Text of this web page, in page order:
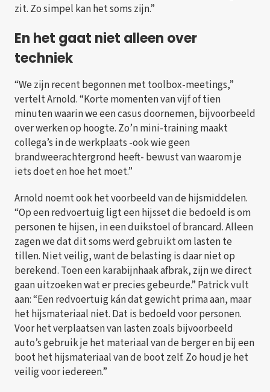
zit. Zo simpel kan het soms zijn.”
En het gaat niet alleen over
techniek
“We zijn recent begonnen met toolbox-meetings,”
vertelt Arnold. “Korte momenten van vijf of tien
minuten waarin we een casus doornemen, bijvoorbeeld
over werken op hoogte. Zo’n mini-training maakt
collega’s in de werkplaats -ook wie geen
brandweerachtergrond heeft- bewust van waarom je
iets doet en hoe het moet.”
Arnold noemt ook het voorbeeld van de hijsmiddelen.
“Op een redvoertuig ligt een hijsset die bedoeld is om
personen te hijsen, in een duikstoel of brancard. Alleen
zagen we dat dit soms werd gebruikt om lasten te
tillen. Niet veilig, want de belasting is daar niet op
berekend. Toen een karabijnhaak afbrak, zijn we direct
gaan uitzoeken wat er precies gebeurde.” Patrick vult
aan: “Een redvoertuig kán dat gewicht prima aan, maar
het hijsmateriaal niet. Dat is bedoeld voor personen.
Voor het verplaatsen van lasten zoals bijvoorbeeld
auto’s gebruik je het materiaal van de berger en bij een
boot het hijsmateriaal van de boot zelf. Zo houd je het
veilig voor iedereen.”